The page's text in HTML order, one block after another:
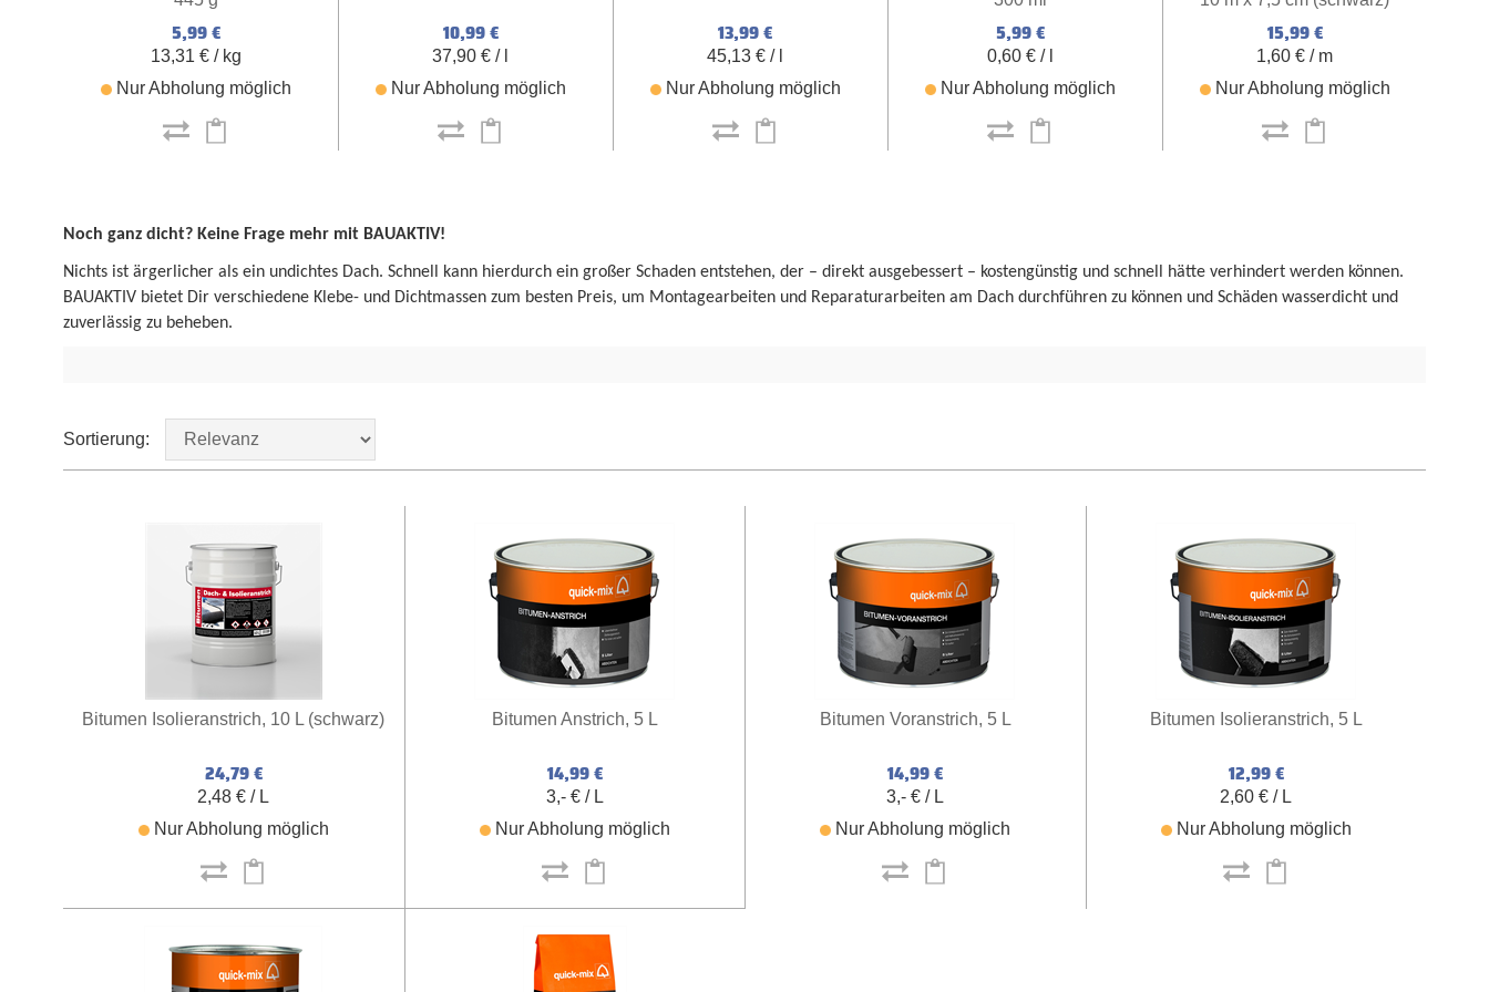
5,99 €
13,31 € / kg
Nur Abholung möglich
10,99 €
37,90 € / l
Nur Abholung möglich
13,99 €
45,13 € / l
Nur Abholung möglich
5,99 €
0,60 € / l
Nur Abholung möglich
15,99 €
1,60 € / m
Nur Abholung möglich
Noch ganz dicht? Keine Frage mehr mit BAUAKTIV!
Nichts ist ärgerlicher als ein undichtes Dach. Schnell kann hierdurch ein großer Schaden entstehen, der – direkt ausgebessert – kostengünstig und schnell hätte verhindert werden können.
BAUAKTIV bietet Dir verschiedene Klebe- und Dichtmassen zum besten Preis, um Montagearbeiten und Reparaturarbeiten am Dach durchführen zu können und Schäden wasserdicht und
zuverlässig zu beheben.
Sortierung:
Bitumen Isolieranstrich, 10 L (schwarz)
24,79 €
2,48 € / L
Nur Abholung möglich
Bitumen Anstrich, 5 L
14,99 €
3,- € / L
Nur Abholung möglich
Bitumen Voranstrich, 5 L
14,99 €
3,- € / L
Nur Abholung möglich
Bitumen Isolieranstrich, 5 L
12,99 €
2,60 € / L
Nur Abholung möglich